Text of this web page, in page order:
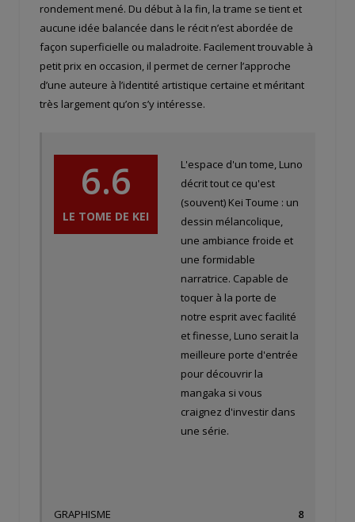
rondement mené. Du début à la fin, la trame se tient et
aucune idée balancée dans le récit n’est abordée de
façon superficielle ou maladroite. Facilement trouvable à
petit prix en occasion, il permet de cerner l’approche
d’une auteure à l’identité artistique certaine et méritant
très largement qu’on s’y intéresse.
6.6
LE TOME DE KEI
L'espace d'un tome, Luno
décrit tout ce qu'est
(souvent) Kei Toume : un
dessin mélancolique,
une ambiance froide et
une formidable
narratrice. Capable de
toquer à la porte de
notre esprit avec facilité
et finesse, Luno serait la
meilleure porte d'entrée
pour découvrir la
mangaka si vous
craignez d'investir dans
une série.
GRAPHISME 8